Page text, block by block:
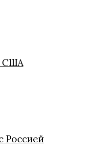
США
Россией